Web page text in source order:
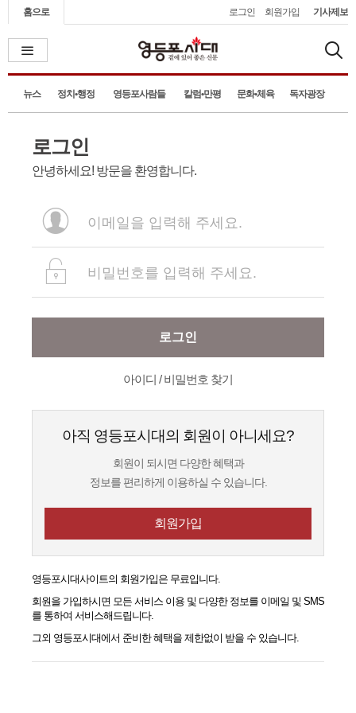
홈으로 로그인 회원가입 기사제보
뉴스 정치•행정 영등포사람들 칼럼•만평 문화•체육 독자광장
로그인
안녕하세요! 방문을 환영합니다.
로그인
아이디 / 비밀번호 찾기
아직 영등포시대의 회원이 아니세요?
회원이 되시면 다양한 혜택과
정보를 편리하게 이용하실 수 있습니다.
회원가입
영등포시대사이트의 회원가입은 무료입니다.
회원을 가입하시면 모든 서비스 이용 및 다양한 정보를 이메일 및 SMS
를 통하여 서비스해드립니다.
그외 영등포시대에서 준비한 혜택을 제한없이 받을 수 있습니다.